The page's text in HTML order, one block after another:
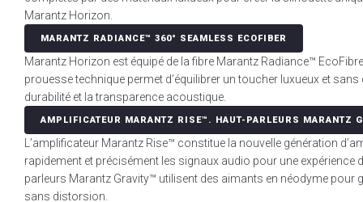
Marantz Horizon.
MARANTZ RADIANCE™ 360° SEAMLESS ECOFIBER
Marantz Horizon est équipé de la fibre Marantz Radiance™
prouesse technique permet d’équilibrer un toucher luxueux et sans
durabilité et la transparence acoustique.
AMPLIFICATEUR MARANTZ RISE™. HAUT-PARLEURS MARANTZ
L’amplificateur Marantz Rise™ constitue la nouvelle génération
rapidement et précisément les signaux audio pour une expérience
parleurs Marantz Gravity™ utilisent des aimants en néodyme pour
sans distorsion.